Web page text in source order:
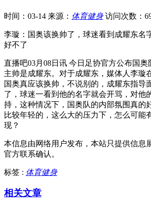
时间：03-14 来源： 体育健身 访问次数：
李璇：国奥该换帅了，球迷看到成耀东名
好不了
直播吧03月08日讯 今日足协官方公布国奥
主帅是成耀东。对于成耀东，媒体人李璇
国奥真应该换帅，不说别的，成耀东指导
了，球迷一看到他的名字就会开骂，对他
持，这种情况下，国奥队的内部氛围真的
比较年轻的，这么大的压力下，怎么可能
现？ ​​​
本信息由网络用户发布， 本站只提供信息
官方联系确认。
标签 : 体育健身
相关文章